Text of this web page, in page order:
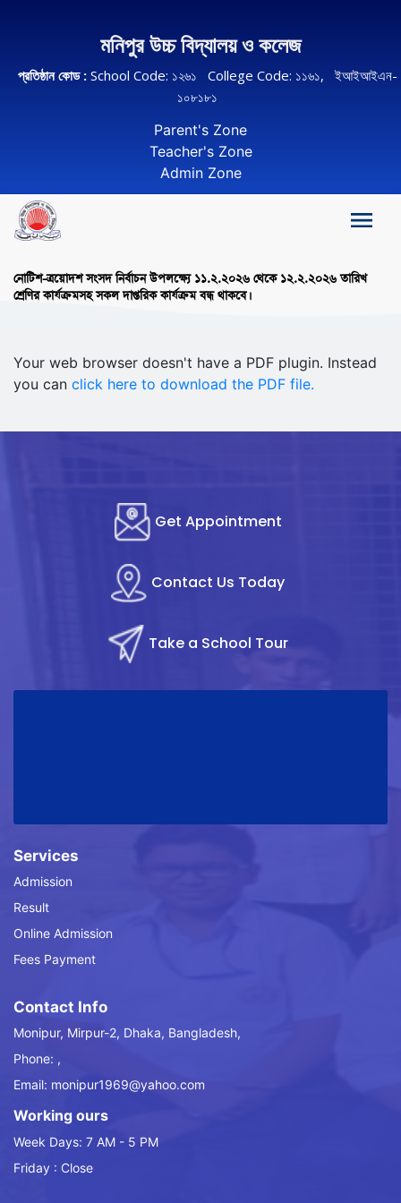
মনিপুর উচ্চ বিদ্যালয় ও কলেজ
প্রতিষ্ঠান কোড : School Code: ১২৬১ College Code: ১১৬১, ইআইআইএন-
১০৮১৮১
Parent's Zone
Teacher's Zone
Admin Zone
নোটিশ-ত্রয়োদশ সংসদ নির্বাচন উপলক্ষ্যে ১১.২.২০২৬ থেকে ১২.২.২০২৬ তারিখ
শ্রেণির কার্যক্রমসহ সকল দাপ্তরিক কার্যক্রম বন্ধ থাকবে।
Your web browser doesn't have a PDF plugin. Instead
you can click here to download the PDF file.
Get Appointment
Contact Us Today
Take a School Tour
Services
Admission
Result
Online Admission
Fees Payment
Contact Info
Monipur, Mirpur-2, Dhaka, Bangladesh,
Phone: ,
Email: monipur1969@yahoo.com
Working ours
Week Days: 7 AM - 5 PM
Friday : Close